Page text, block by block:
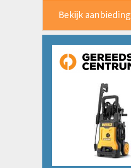
Bekijk aanbieding